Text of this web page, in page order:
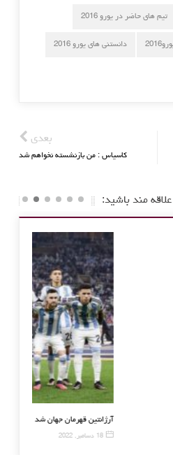
تیم های حاضر در یورو 2016
دانستنی های یورو 2016
بعدی
کاسیاس : من بازنشسته نخواهم شد
مند باشید:
رونالدو